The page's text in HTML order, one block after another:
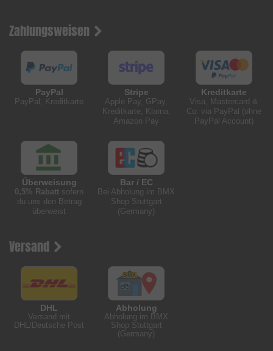
Zahlungsweisen
PayPal
PayPal, Kreditkarte
Stripe
Apple Pay, GPay,
Kreditkarte, Klarna,
Amazon Pay
Kreditkarte
Visa, Mastercard &
Co. via PayPal (ohne
PayPal Account)
Überweisung
0,5% Rabatt sofern
du uns den Betrag
überweist
Bar / EC
Bei Abholung im BMX
Shop Stuttgart
(Germany)
Versand
DHL
Versand mit
DHL/Deutsche Post
Abholung
Abholung im BMX
Shop Stuttgart
(Germany)